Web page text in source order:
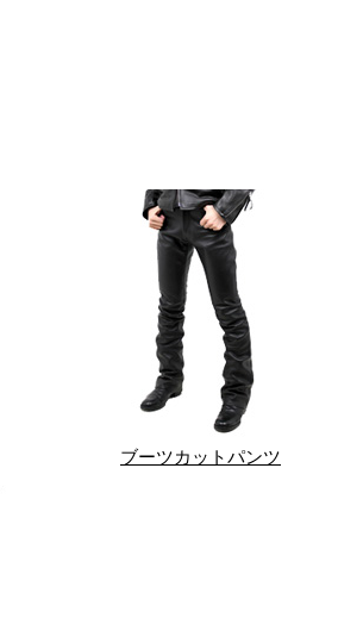
ブーツカットパンツ